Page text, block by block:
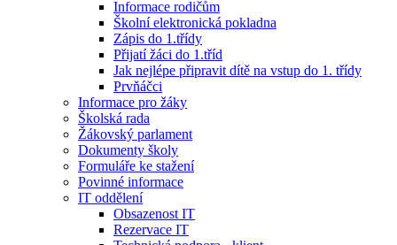
Informace rodičům
Školní elektronická pokladna
Zápis do 1.třídy
Přijatí žáci do 1.tříd
Jak nejlépe připravit dítě na vstup do 1. třídy
Prvňáčci
Informace pro žáky
Školská rada
Žákovský parlament
Dokumenty školy
Formuláře ke stažení
Povinné informace
IT oddělení
Obsazenost IT
Rezervace IT